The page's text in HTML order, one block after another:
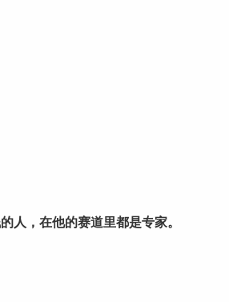
人，在他的赛道里都是专家。